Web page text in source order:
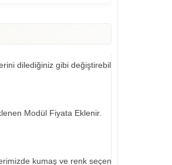
dilediğiniz gibi değiştirebilirsiniz..
Modül Fiyata Eklenir.
kumaş ve renk seçeneklerimiz